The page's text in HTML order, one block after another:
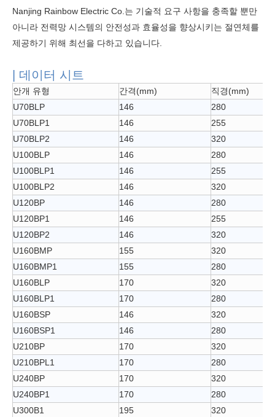
Nanjing Rainbow Electric Co.는 기술적 요구 사항을 충족할 뿐만
아니라 전력망 시스템의 안전성과 효율성을 향상시키는 절연체를
제공하기 위해 최선을 다하고 있습니다.
| 데이터 시트
안개 유형 간격(mm)
직경(mm)
U70BLP
146
280
U70BLP1
146
255
U70BLP2
146
320
U100BLP
146
280
U100BLP1
146
255
U100BLP2
146
320
U120BP
146
280
U120BP1
146
255
U120BP2
146
320
U160BMP
155
320
U160BMP1
155
280
U160BLP
170
320
U160BLP1
170
280
U160BSP
146
320
U160BSP1
146
280
U210BP
170
320
U210BPL1
170
280
U240BP
170
320
U240BP1
170
280
U300B1
195
320